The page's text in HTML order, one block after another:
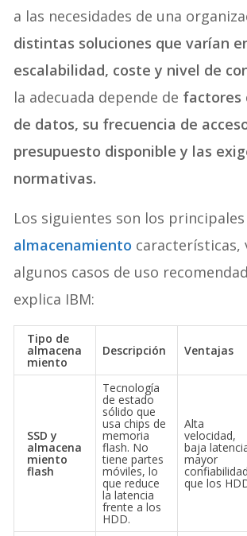
a las necesidades de una
distintas soluciones que varían
escalabilidad, coste y nivel de
la adecuada depende de factores
de datos, su frecuencia de
presupuesto disponible y las
normativas.
Los siguientes son los principales
almacenamiento características,
algunos casos de uso
explica IBM:
Tipo de
almacena
miento
Descripción Ventajas
SSD y
almacena
miento
flash
Tecnología
de estado
sólido que
usa chips de
memoria
flash. No
tiene partes
móviles, lo
que reduce
la latencia
frente a los
HDD.
Alta
velocidad,
baja
mayor
confiabilidad
que los